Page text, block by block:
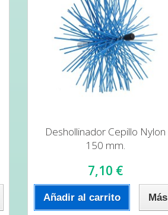
Deshollinador Cepillo Nylon
150 mm.
7,10 €
Añadir al carrito Más